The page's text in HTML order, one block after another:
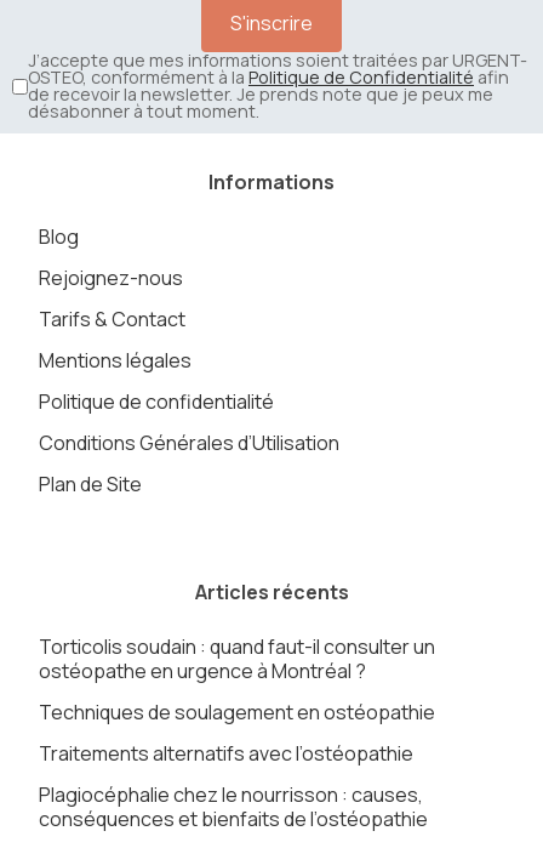
J’accepte que mes informations soient traitées par URGENT-
OSTEO, conformément à la Politique de Confidentialité afin
de recevoir la newsletter. Je prends note que je peux me
désabonner à tout moment.
Informations
Blog
Rejoignez-nous
Tarifs & Contact
Mentions légales
Politique de confidentialité
Conditions Générales d’Utilisation
Plan de Site
Articles récents
Torticolis soudain : quand faut-il consulter un
ostéopathe en urgence à Montréal ?
Techniques de soulagement en ostéopathie
Traitements alternatifs avec l’ostéopathie
Plagiocéphalie chez le nourrisson : causes,
conséquences et bienfaits de l’ostéopathie